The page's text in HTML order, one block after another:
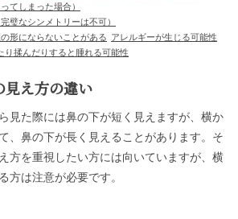
てしまった場合）
璧なシンメトリーは不可）
形にならないことがある アレルギーが生じる可能性
り揉んだりすると腫れる可能性
見え方の違い
見た際には鼻の下が短く見えますが、横か
、鼻の下が長く見えることがあります。そ
方を重視したい方には向いていますが、横
方は注意が必要です。